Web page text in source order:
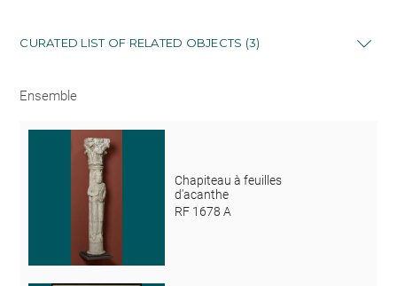
CURATED LIST OF RELATED OBJECTS (3)
Ensemble
Chapiteau à feuilles
d'acanthe
RF 1678 A